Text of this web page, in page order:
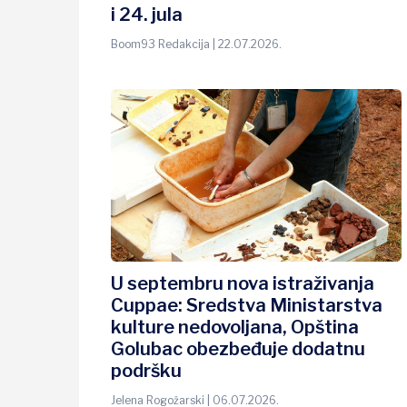
i 24. jula
Boom93 Redakcija | 22.07.2026.
U septembru nova istraživanja
Cuppae: Sredstva Ministarstva
kulture nedovoljana, Opština
Golubac obezbeđuje dodatnu
podršku
Jelena Rogožarski | 06.07.2026.